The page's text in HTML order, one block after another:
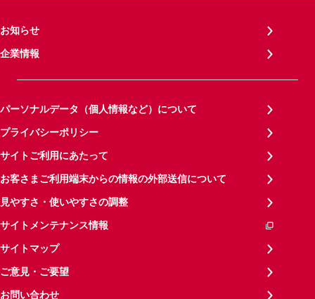
お知らせ
企業情報
パーソナルデータ（個人情報など）について
プライバシーポリシー
サイトご利用にあたって
お客さまご利用端末からの情報の外部送信について
見やすさ・使いやすさの調整
サイトメンテナンス情報
サイトマップ
ご意見・ご要望
お問い合わせ